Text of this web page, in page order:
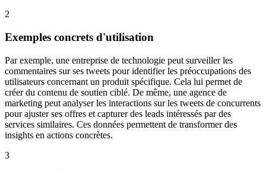
2
Exemples concrets d'utilisation
Par exemple, une entreprise de technologie peut surveiller les
commentaires sur ses tweets pour identifier les préoccupations des
utilisateurs concernant un produit spécifique. Cela lui permet de
créer du contenu de soutien ciblé. De même, une agence de
marketing peut analyser les interactions sur les tweets de concurrents
pour ajuster ses offres et capturer des leads intéressés par des
services similaires. Ces données permettent de transformer des
insights en actions concrètes.
3